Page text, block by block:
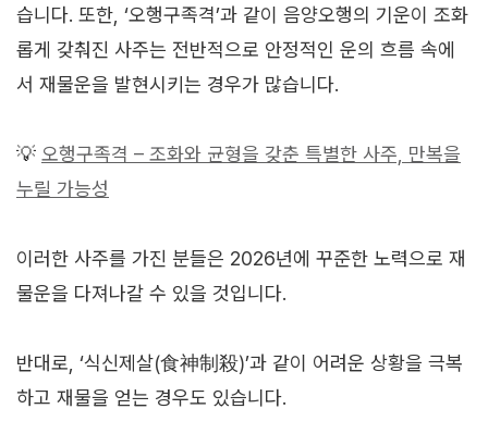
습니다. 또한, ‘오행구족격’과 같이 음양오행의 기운이 조화
롭게 갖춰진 사주는 전반적으로 안정적인 운의 흐름 속에
서 재물운을 발현시키는 경우가 많습니다.
💡 오행구족격 – 조화와 균형을 갖춘 특별한 사주, 만복을
누릴 가능성
이러한 사주를 가진 분들은 2026년에 꾸준한 노력으로 재
물운을 다져나갈 수 있을 것입니다.
반대로, ‘식신제살(食神制殺)’과 같이 어려운 상황을 극복
하고 재물을 얻는 경우도 있습니다.